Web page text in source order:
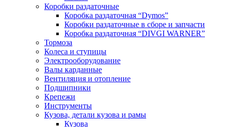
Коробки раздаточные
Коробка раздаточная “Dymos”
Коробки раздаточные в сборе и запчасти
Коробка раздаточная “DIVGI WARNER”
Тормоза
Колеса и ступицы
Электрооборудование
Валы карданные
Вентиляция и отопление
Подшипники
Крепежи
Инструменты
Кузова, детали кузова и рамы
Кузова